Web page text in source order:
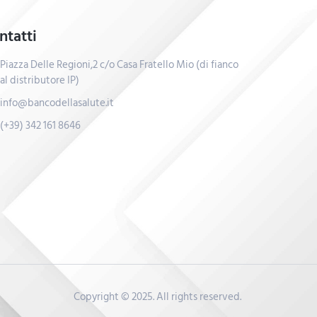
Piazza Delle Regioni,2 c/o Casa Fratello Mio (di fianco
al distributore IP)
info@bancodellasalute.it
(+39) 342 161 8646
Copyright © 2025. All rights reserved.